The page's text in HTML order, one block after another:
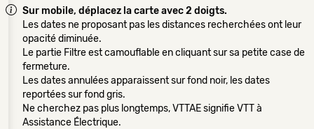
Sur mobile, déplacez la carte avec 2 doigts.
Les dates ne proposant pas les distances recherchées ont leur
opacité diminuée.
Le partie Filtre est camouflable en cliquant sur sa petite case de
fermeture.
Les dates annulées apparaissent sur fond noir, les dates
reportées sur fond gris.
Ne cherchez pas plus longtemps, VTTAE signifie VTT à
Assistance Électrique.